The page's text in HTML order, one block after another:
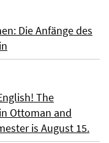
Die Anfänge des
The
Ottoman and
is August 15.